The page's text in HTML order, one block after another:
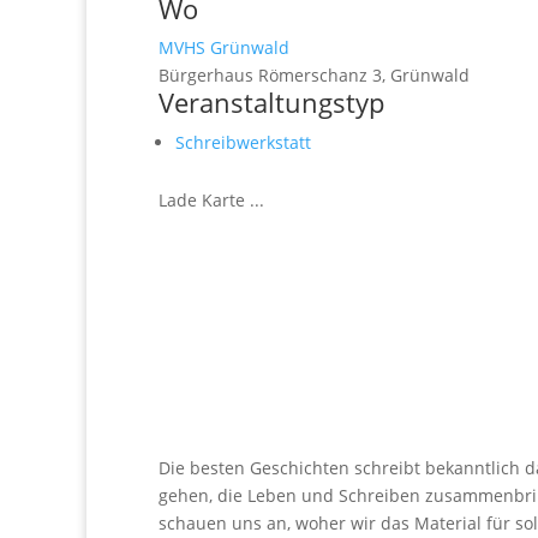
Wo
MVHS Grünwald
Bürgerhaus Römerschanz 3, Grünwald
Veranstaltungstyp
Schreibwerkstatt
Lade Karte ...
Die besten Geschichten schreibt bekanntlich
gehen, die Leben und Schreiben
schauen uns an, woher wir das Material für